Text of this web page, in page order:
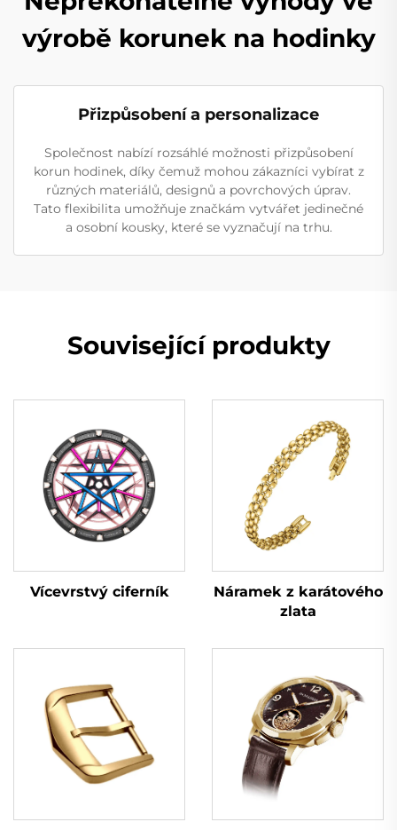
výrobě korunek na hodinky
Přizpůsobení a personalizace
Společnost nabízí rozsáhlé možnosti přizpůsobení
korun hodinek, díky čemuž mohou zákazníci vybírat z
různých materiálů, designů a povrchových úprav.
Tato flexibilita umožňuje značkám vytvářet jedinečné
a osobní kousky, které se vyznačují na trhu.
Související produkty
Vícevrstvý ciferník
Náramek z karátového
zlata